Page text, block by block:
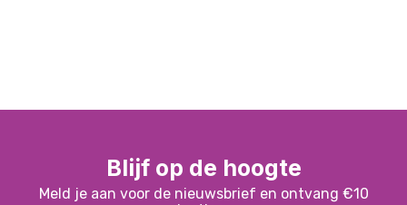
Blijf op de hoogte
Meld je aan voor de nieuwsbrief en ontvang €10